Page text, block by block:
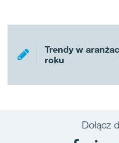
Trendy w
roku
Dołącz